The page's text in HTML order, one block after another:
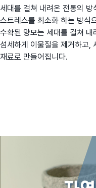
세대를 걸쳐 내려온 전통의 방
스트레스를 최소화 하는 방식
수확된 양모는 세대를 걸쳐
섬세하게 이물질을 제거하고,
재료로 만들어집니다.